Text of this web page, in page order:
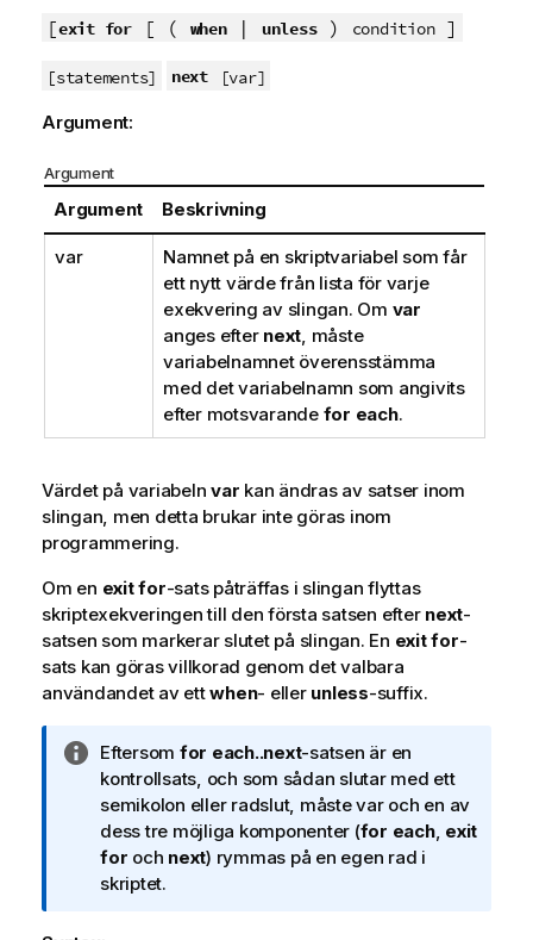
[exit for[ ( when| unless) condition]
[statements] next [var]
Argument:
Argument
Argument Beskrivning
var
Namnet på en skriptvariabel som får
ett nytt värde från lista för varje
exekvering av slingan. Om var
anges efter next, måste
variabelnamnet överensstämma
med det variabelnamn som angivits
efter motsvarande for each.
Värdet på variabeln var kan ändras av satser inom
slingan, men detta brukar inte göras inom
programmering.
Om en exit for-sats påträffas i slingan flyttas
skriptexekveringen till den första satsen efter next-
satsen som markerar slutet på slingan. En exit for-
sats kan göras villkorad genom det valbara
användandet av ettwhen- eller unless-suffix.
A
n
t
e
c
k
Eftersom for each..next-satsen är en
kontrollsats, och som sådan slutar med ett
semikolon eller radslut, måste var och en av
dess tre möjliga komponenter (for each, exit
for och next) rymmas på en egen rad i
skriptet.